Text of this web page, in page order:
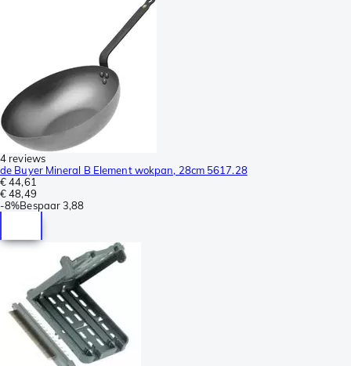
4 reviews
de Buyer Mineral B Element wokpan, 28cm 5617.28
€ 44,61
€ 48,49
-8%Bespaar3,88